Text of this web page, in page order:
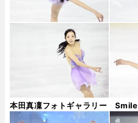
本田真凜フォトギャラリー